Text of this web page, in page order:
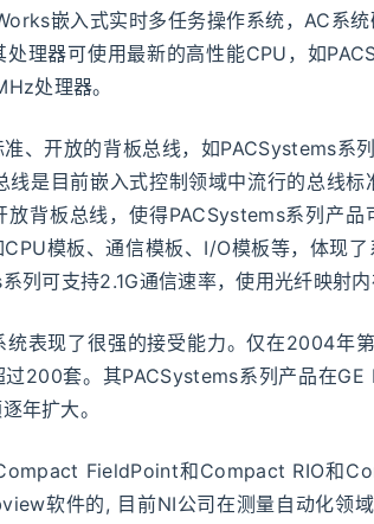
嵌入式实时多任务操作系统，AC系
理器可使用最新的高性能CPU，如
处理器。
开放的背板总线，如PACSystems系
线是目前嵌入式控制领域中流行的总线
背板总线，使得PACSystems系列产品
模板、通信模板、I/O模板等，体现
列可支持2.1G通信速率，使用光纤映射内
表现了很强的接受能力。仅在2004年
过200套。其PACSystems系列产品在
年扩大。
FieldPoint和Compact RIO和
软件的, 目前NI公司在测量自动化领